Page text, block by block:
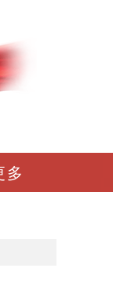
多